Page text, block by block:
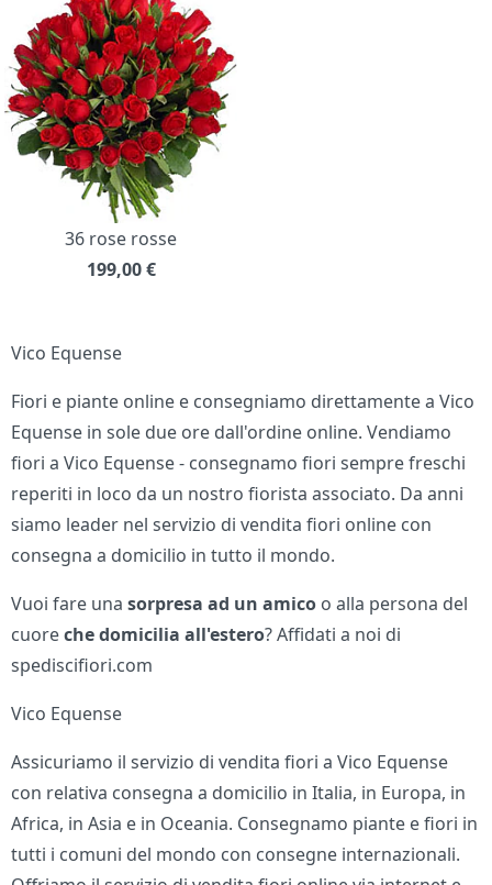
36 rose rosse
199,00 €
Vico Equense
Fiori e piante online e consegniamo direttamente a Vico
Equense in sole due ore dall'ordine online. Vendiamo
fiori a Vico Equense - consegnamo fiori sempre freschi
reperiti in loco da un nostro fiorista associato. Da anni
siamo leader nel servizio di vendita fiori online con
consegna a domicilio in tutto il mondo.
Vuoi fare unasorpresa ad un amico o alla persona del
cuoreche domicilia all'estero? Affidati a noi di
spediscifiori.com
Vico Equense
Assicuriamo il servizio di vendita fiori a Vico Equense
con relativa consegna a domicilio in Italia, in Europa, in
Africa, in Asia e in Oceania. Consegnamo piante e fiori in
tutti i comuni del mondo con consegne internazionali.